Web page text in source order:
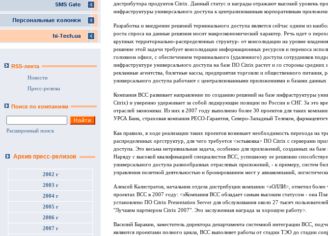
RSS-лента
Новости
Пресс-релизы
Поиск по компаниям
Расширенный поиск
Архив пресс-релизов
2002 г
2003 г
2004 г
2005 г
2006 г
2007 г
дистрибутора продуктов Citrix. Данный статус и награды отражают высокий уровень
инфраструктуры универсального доступа к централизованным корпоративным
Разработка и внедрение решений терминального доступа является сейчас одним из
роста спроса на данные решения носит макроэкономический характер. Речь идет о
крупных территориально-распределенных структур- от консолидации на уровне
решение этой задачи требует консолидации информационных ресурсов и переноса
головном офисе, с обеспечением терминального (удаленного) доступа сотрудников
инфраструктуре универсального доступа на базе ПО Citrix растет и со стороны
рекламные агентства, билетные кассы, предприятия торговли и общественного
универсального доступа работают с централизованными приложениями и базами данных
Компания BCC развивает направление по созданию решений на базе инфраструктуры
Citrix) и уверенно удерживает за собой лидирующие позиции по России и СНГ. За это
отраслей экономики. Из них в 2007 году выполнено более 30 проектов для таких
УРСА Банк, страховая компания РЕСО-Гарантия, Северо-Западный Телеком,
Как правило, в ходе реализации таких проектов возникает необходимость перехода
распределенных оргструктур, для чего требуется <эстыковка> ПО Citrix с серверами
доступа. Это весьма нетривиальная задача, особенно для приложений, созданных на
Наряду с высокой квалификацией специалистов ВСС, успешному ее решению
универсального доступа разнообразных отраслевых приложений, - к примеру, систем
управления полетной деятельностью и бронированием мест у авиакомпаний,
Алексей Калистратов, начальник отдела дистрибуции компании <эОЛЛИ>, отметил
проектах BCC в 2007 году: <эКомпания ВСС обладает самым высоким статусом - она
установлено ПО Citrix Presentation Server для обслуживания около 27 тысяч
"Лучшим партнером Citrix 2007". Это заслуженная награда за хорошую работу>.
Василий Баракин, заместитель директора департамента системной интеграции BCC,
являются проектами полного цикла, BCC выполняет работы от стадии ТЭО до стадии